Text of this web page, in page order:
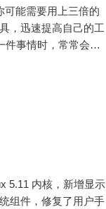
可能需要用上三倍的
，迅速提高自己的工
件事情时，常常会因
5.11 内核，新增显示
组件，修复了用户手